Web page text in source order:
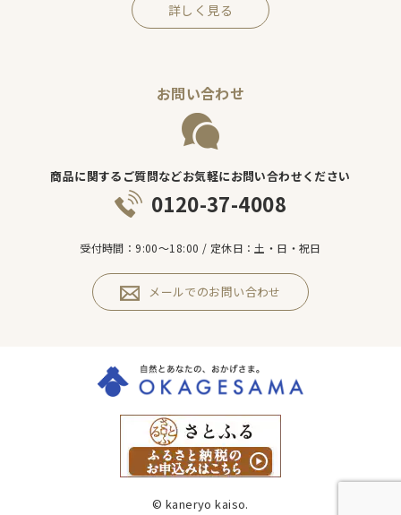
詳しく見る
お問い合わせ
商品に関するご質問などお気軽にお問い合わせください
0120-37-4008
受付時間：9:00～18:00 / 定休日：土・日・祝日
メールでのお問い合わせ
© kaneryo kaiso.